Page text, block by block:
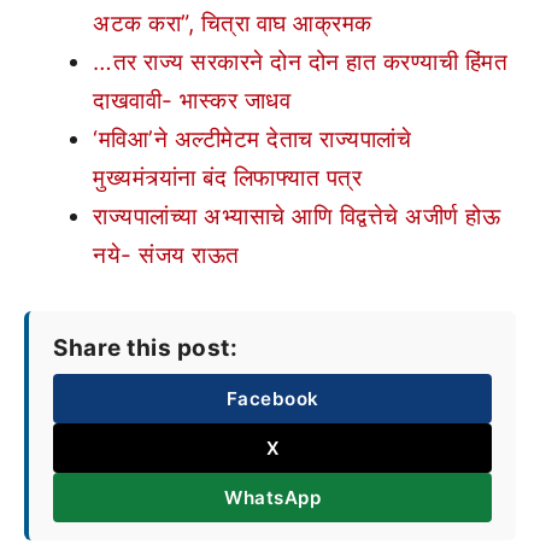
अटक करा”, चित्रा वाघ आक्रमक
…तर राज्य सरकारने दोन दोन हात करण्याची हिंमत
दाखवावी- भास्कर जाधव
‘मविआ’ने अल्टीमेटम देताच राज्यपालांचे
मुख्यमंत्र्यांना बंद लिफाफ्यात पत्र
राज्यपालांच्या अभ्यासाचे आणि विद्वत्तेचे अजीर्ण होऊ
नये- संजय राऊत
Share this post:
Facebook
X
WhatsApp